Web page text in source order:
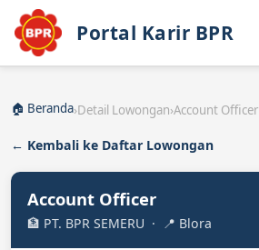
Portal Karir BPR
🏠 Beranda›Detail Lowongan›Account Officer
← Kembali ke Daftar Lowongan
Account Officer
🏦 PT. BPR SEMERU · 📍 Blora